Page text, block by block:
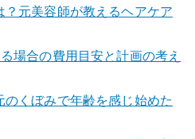
元美容師が教えるヘアケア
場合の費用目安と計画の考え
くぼみで年齢を感じ始めた